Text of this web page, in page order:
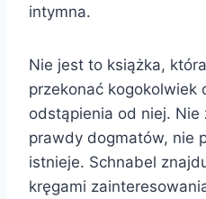
intymna.
Nie jest to książka,
przekonać kogokolwiek
odstąpienia od niej. Nie
prawdy dogmatów, nie
istnieje. Schnabel
kręgami